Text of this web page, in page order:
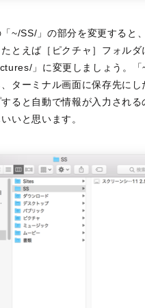
~/SS/」の部分を変更すると
とえば［ピクチャ］フォルダ
」に変更しましょう。「
ターミナル画面に保存先にし
ると自動で情報が入力される
いと思います。